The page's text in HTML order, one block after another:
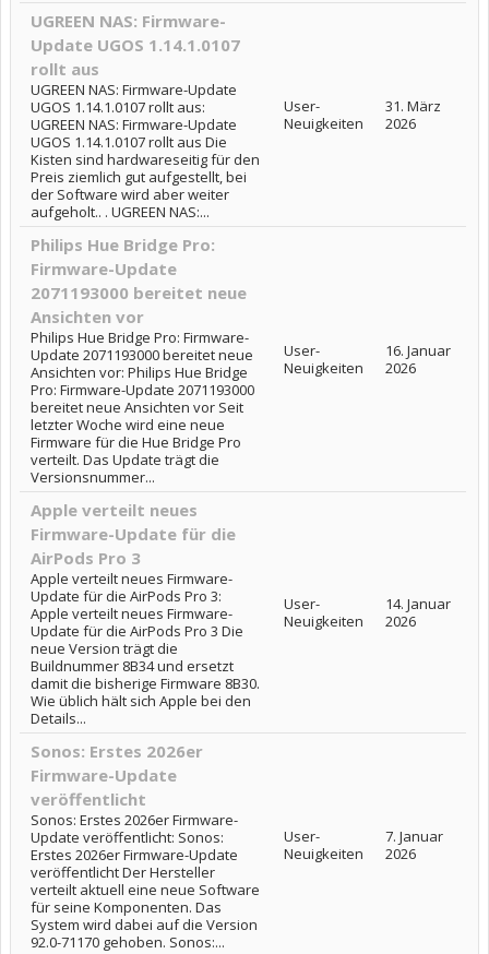
UGREEN NAS: Firmware-
Update UGOS 1.14.1.0107
rollt aus
UGREEN NAS: Firmware-Update
UGOS 1.14.1.0107 rollt aus:
UGREEN NAS: Firmware-Update
UGOS 1.14.1.0107 rollt aus Die
Kisten sind hardwareseitig für den
Preis ziemlich gut aufgestellt, bei
der Software wird aber weiter
aufgeholt.. . UGREEN NAS:...
User-
Neuigkeiten
31. März
2026
Philips Hue Bridge Pro:
Firmware-Update
2071193000 bereitet neue
Ansichten vor
Philips Hue Bridge Pro: Firmware-
Update 2071193000 bereitet neue
Ansichten vor: Philips Hue Bridge
Pro: Firmware-Update 2071193000
bereitet neue Ansichten vor Seit
letzter Woche wird eine neue
Firmware für die Hue Bridge Pro
verteilt. Das Update trägt die
Versionsnummer...
User-
Neuigkeiten
16. Januar
2026
Apple verteilt neues
Firmware-Update für die
AirPods Pro 3
Apple verteilt neues Firmware-
Update für die AirPods Pro 3:
Apple verteilt neues Firmware-
Update für die AirPods Pro 3 Die
neue Version trägt die
Buildnummer 8B34 und ersetzt
damit die bisherige Firmware 8B30.
Wie üblich hält sich Apple bei den
Details...
User-
Neuigkeiten
14. Januar
2026
Sonos: Erstes 2026er
Firmware-Update
veröffentlicht
Sonos: Erstes 2026er Firmware-
Update veröffentlicht: Sonos:
Erstes 2026er Firmware-Update
veröffentlicht Der Hersteller
verteilt aktuell eine neue Software
für seine Komponenten. Das
System wird dabei auf die Version
92.0-71170 gehoben. Sonos:...
User-
Neuigkeiten
7. Januar
2026